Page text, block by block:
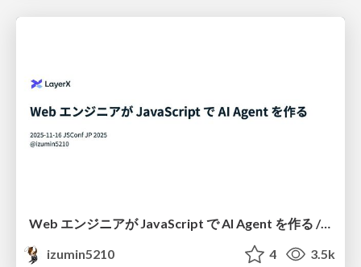
Web エンジニアが JavaScript で AI Agent を作る / JSConf JP 2025 sponsor session
izumin5210
4 3.5k